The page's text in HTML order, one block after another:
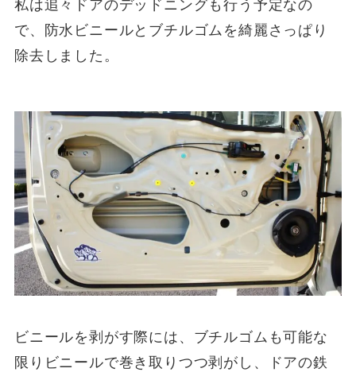
私は追々ドアのデッドニングも行う予定なの
で、防水ビニールとブチルゴムを綺麗さっぱり
除去しました。
ビニールを剥がす際には、ブチルゴムも可能な
限りビニールで巻き取りつつ剥がし、ドアの鉄